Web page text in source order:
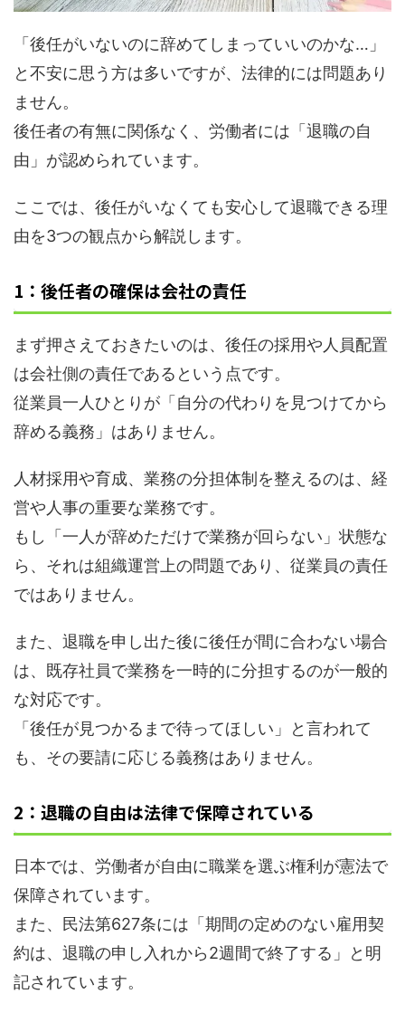
「後任がいないのに辞めてしまっていいのかな…」
と不安に思う方は多いですが、法律的には問題あり
ません。
後任者の有無に関係なく、労働者には「退職の自
由」が認められています。
ここでは、後任がいなくても安心して退職できる理
由を3つの観点から解説します。
1：後任者の確保は会社の責任
まず押さえておきたいのは、後任の採用や人員配置
は会社側の責任であるという点です。
従業員一人ひとりが「自分の代わりを見つけてから
辞める義務」はありません。
人材採用や育成、業務の分担体制を整えるのは、経
営や人事の重要な業務です。
もし「一人が辞めただけで業務が回らない」状態な
ら、それは組織運営上の問題であり、従業員の責任
ではありません。
また、退職を申し出た後に後任が間に合わない場合
は、既存社員で業務を一時的に分担するのが一般的
な対応です。
「後任が見つかるまで待ってほしい」と言われて
も、その要請に応じる義務はありません。
2：退職の自由は法律で保障されている
日本では、労働者が自由に職業を選ぶ権利が憲法で
保障されています。
また、民法第627条には「期間の定めのない雇用契
約は、退職の申し入れから2週間で終了する」と明
記されています。